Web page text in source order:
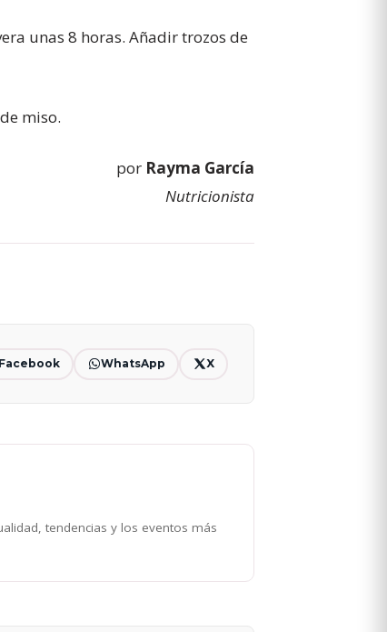
unas 8 horas. Añadir trozos de
miso.
por Rayma García
Nutricionista
Facebook WhatsApp X
tendencias y los eventos más